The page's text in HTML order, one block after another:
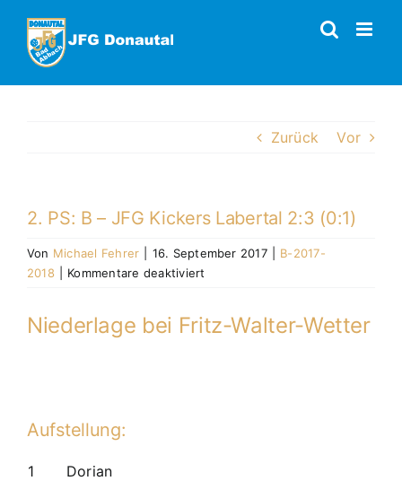
Inhalt
springen
Zurück Vor
2. PS: B – JFG Kickers Labertal 2:3 (0:1)
Von Michael Fehrer 16. September 2017
B-2017-
2018
Kommentare deaktiviert
B
Niederlage bei Fritz-Walter-Wetter
Aufstellung:
1
Dorian